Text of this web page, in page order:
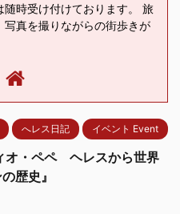
随時受け付けております。 旅
写真を撮りながらの街歩きが
へレス日記 イベント Event
オ・ペペ ヘレスから世界
歴史』